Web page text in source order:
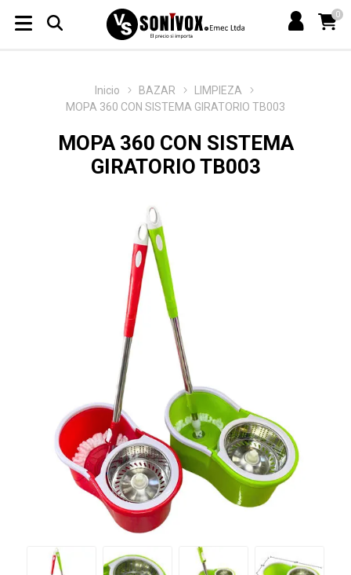
0
Inicio BAZAR
LIMPIEZA
MOPA 360 CON SISTEMA GIRATORIO TB003
MOPA 360 CON SISTEMA
GIRATORIO TB003